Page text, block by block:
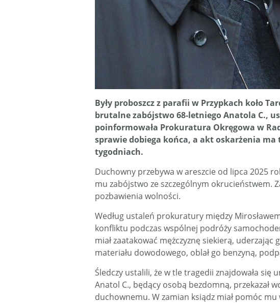
Były proboszcz z parafii w Przypkach koło
brutalne zabójstwo 68-letniego Anatola C.,
poinformowała Prokuratura Okręgowa w
sprawie dobiega końca, a akt oskarżenia
tygodniach.
Duchowny przebywa w areszcie od lipca 2025
mu zabójstwo ze szczególnym okrucieństwem.
pozbawienia wolności.
Według ustaleń prokuratury między
konfliktu podczas wspólnej podróży
miał zaatakować mężczyznę siekierą, uderzając
materiału dowodowego, oblał go benzyną,
Śledczy ustalili, że w tle tragedii znajdowała
Anatol C., będący osobą bezdomną, przekazał
duchownemu. W zamian ksiądz miał pomóc